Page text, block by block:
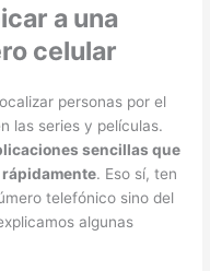
a una
celular
personas por el
las series y películas.
sencillas que
. Eso sí, ten
telefónico sino del
algunas